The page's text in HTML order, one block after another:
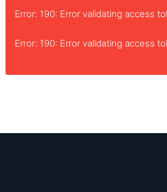
Error: 190: Error validating access
Error: 190: Error validating access